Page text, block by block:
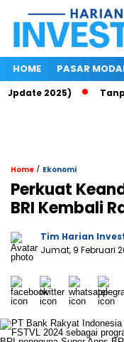
HOME PASAR
2025) Tanpa
Home / Ekonomi
Perkuat
BRI Kembali
Tim Harian
Jumat, 9 Februari